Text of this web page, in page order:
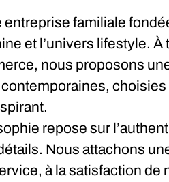
entreprise familiale
et l’univers lifestyle.
nous proposons
repose sur
Nous attachons
à la satisfaction de